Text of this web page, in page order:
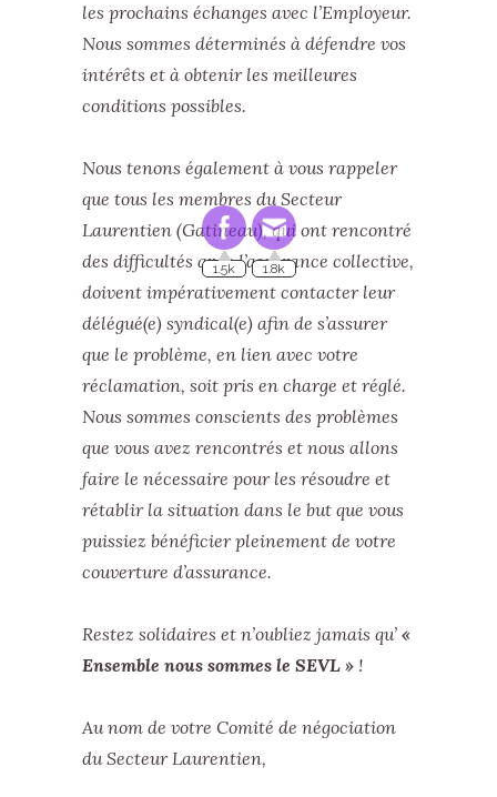
les prochains échanges avec l’Employeur.
Nous sommes déterminés à défendre vos
intérêts et à obtenir les meilleures
conditions possibles.
Nous tenons également à vous rappeler
que tous les membres du Secteur
Laurentien (Gatineau), qui ont rencontré
des difficultés avec l’assurance collective,
doivent impérativement contacter leur
délégué(e) syndical(e) afin de s’assurer
que le problème, en lien avec votre
réclamation, soit pris en charge et réglé.
Nous sommes conscients des problèmes
que vous avez rencontrés et nous allons
faire le nécessaire pour les résoudre et
rétablir la situation dans le but que vous
puissiez bénéficier pleinement de votre
couverture d’assurance.
Restez solidaires et n’oubliez jamais qu’ «
Ensemble nous sommes le SEVL » !
Au nom de votre Comité de négociation
du Secteur Laurentien,
1.5k 1.8k